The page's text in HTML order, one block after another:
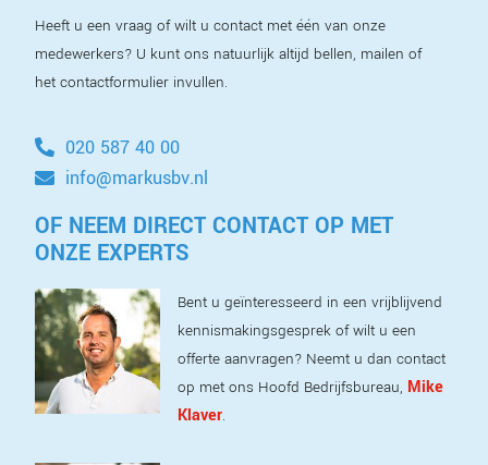
Heeft u een vraag of wilt u contact met één van onze
medewerkers? U kunt ons natuurlijk altijd bellen, mailen of
het contactformulier invullen.
020 587 40 00
info@markusbv.nl
OF NEEM DIRECT CONTACT OP MET
ONZE EXPERTS
Bent u geïnteresseerd in een vrijblijvend
kennismakingsgesprek of wilt u een
offerte aanvragen? Neemt u dan contact
op met ons Hoofd Bedrijfsbureau, Mike
Klaver.